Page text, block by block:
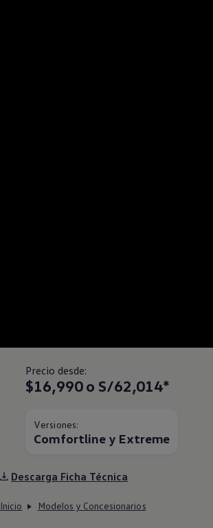
Precio desde:
$16,990 o S/62,014*
Versiones:
Comfortline y Extreme
Descarga Ficha Técnica
Inicio Modelos y Concesionarios